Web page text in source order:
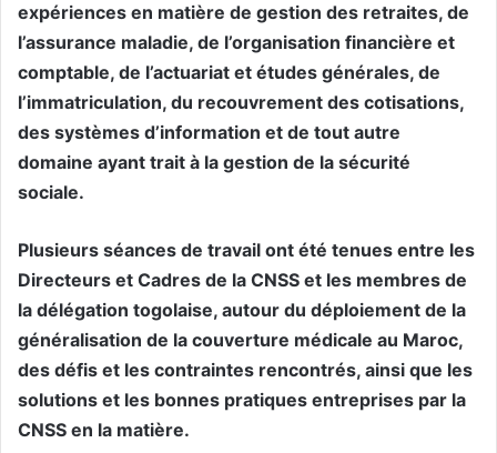
expériences en matière de gestion des retraites, de
l’assurance maladie, de l’organisation financière et
comptable, de l’actuariat et études générales, de
l’immatriculation, du recouvrement des cotisations,
des systèmes d’information et de tout autre
domaine ayant trait à la gestion de la sécurité
sociale.
Plusieurs séances de travail ont été tenues entre les
Directeurs et Cadres de la CNSS et les membres de
la délégation togolaise, autour du déploiement de la
généralisation de la couverture médicale au Maroc,
des défis et les contraintes rencontrés, ainsi que les
solutions et les bonnes pratiques entreprises par la
CNSS en la matière.